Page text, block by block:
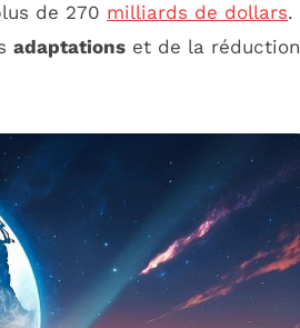
de 270 milliards de dollars.
adaptations et de la réduction